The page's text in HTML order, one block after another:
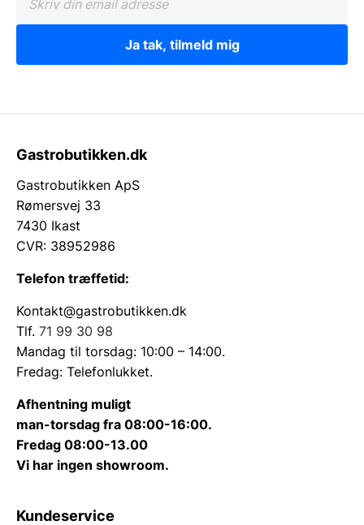
Ja tak, tilmeld mig
Gastrobutikken.dk
Gastrobutikken ApS
Rømersvej 33
7430 Ikast
CVR: 38952986
Telefon træffetid:
Kontakt@gastrobutikken.dk
Tlf. 71 99 30 98
Mandag til torsdag: 10:00 – 14:00.
Fredag: Telefonlukket.
Afhentning muligt
man-torsdag fra 08:00-16:00.
Fredag 08:00-13.00
Vi har ingen showroom.
Kundeservice